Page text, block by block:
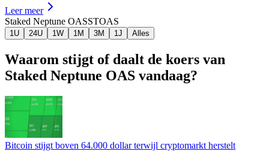
Leer meer
Staked Neptune OASSTOAS
1U 24U 1W 1M 3M 1J Alles
Waarom stijgt of daalt de koers van
Staked Neptune OAS vandaag?
Bitcoin stijgt boven 64.000 dollar terwijl cryptomarkt herstelt